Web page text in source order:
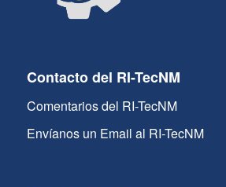
Contacto del RI-TecNM
Comentarios del RI-TecNM
Envíanos un Email al RI-TecNM